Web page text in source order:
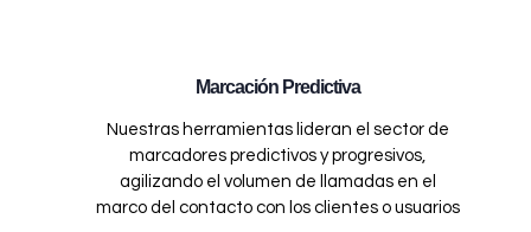
Marcación Predictiva
Nuestras herramientas lideran el sector de
marcadores predictivos y progresivos,
agilizando el volumen de llamadas en el
marco del contacto con los clientes o usuarios